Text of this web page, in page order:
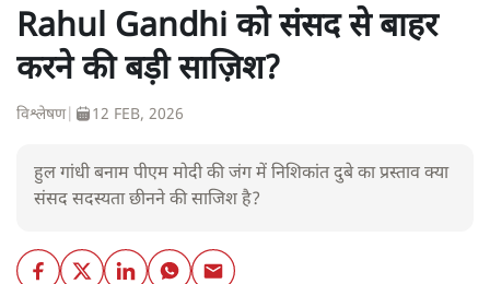
Rahul Gandhi को संसद से बाहर
करने की बड़ी साज़िश?
विश्लेषण| 12 FEB, 2026
हुल गांधी बनाम पीएम मोदी की जंग में निशिकांत दुबे का प्रस्ताव क्या
संसद सदस्यता छीनने की साजिश है?